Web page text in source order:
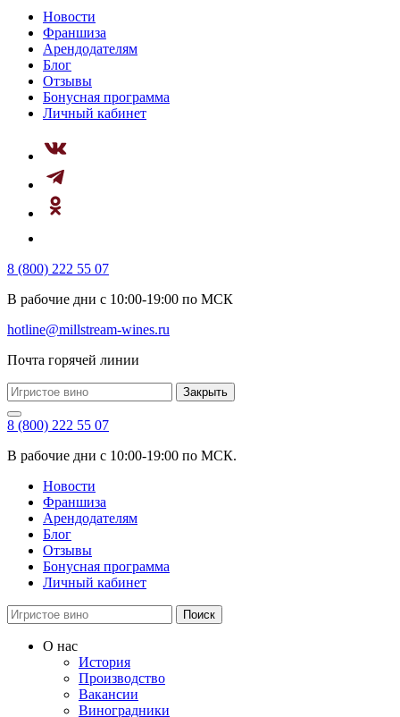
Новости
Франшиза
Арендодателям
Блог
Отзывы
Бонусная программа
Личный кабинет
8 (800) 222 55 07
В рабочие дни с 10:00-19:00 по МСК
hotline@millstream-wines.ru
Почта горячей линии
Закрыть
8 (800) 222 55 07
В рабочие дни с 10:00-19:00 по МСК.
Новости
Франшиза
Арендодателям
Блог
Отзывы
Бонусная программа
Личный кабинет
Поиск
О нас
История
Производство
Вакансии
Виноградники